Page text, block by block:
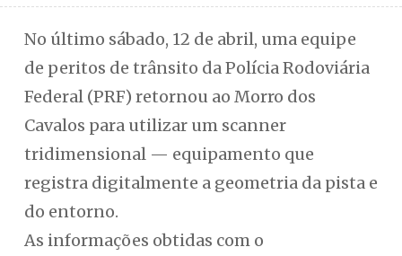
No último sábado, 12 de abril, uma equipe
de peritos de trânsito da Polícia Rodoviária
Federal (PRF) retornou ao Morro dos
Cavalos para utilizar um scanner
tridimensional — equipamento que
registra digitalmente a geometria da pista e
do entorno.
As informações obtidas com o